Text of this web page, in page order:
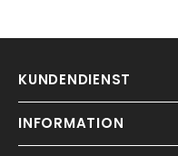
KUNDENDIENST
INFORMATION